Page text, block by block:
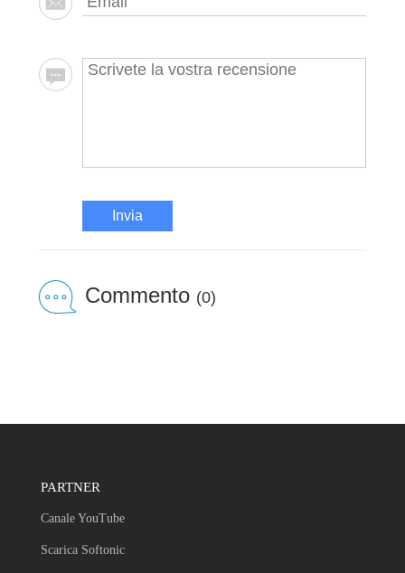
Invia
Commento (0)
PARTNER
Canale YouTube
Scarica Softonic